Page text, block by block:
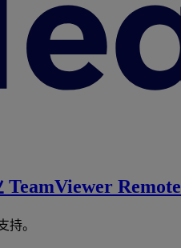
TeamViewer Remote
持。